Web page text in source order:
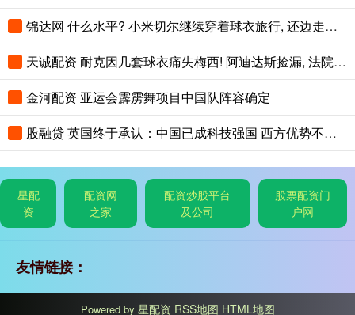
锦达网 什么水平? 小米切尔继续穿着球衣旅行, 还边走路边练习运球
天诚配资 耐克因几套球衣痛失梅西! 阿迪达斯捡漏, 法院判耐克败诉
金河配资 亚运会霹雳舞项目中国队阵容确定
股融贷 英国终于承认：中国已成科技强国 西方优势不多了
星配
资
配资网
之家
配资炒股平台
及公司
股票配资门
户网
友情链接：
Powered by 星配资 RSS地图 HTML地图